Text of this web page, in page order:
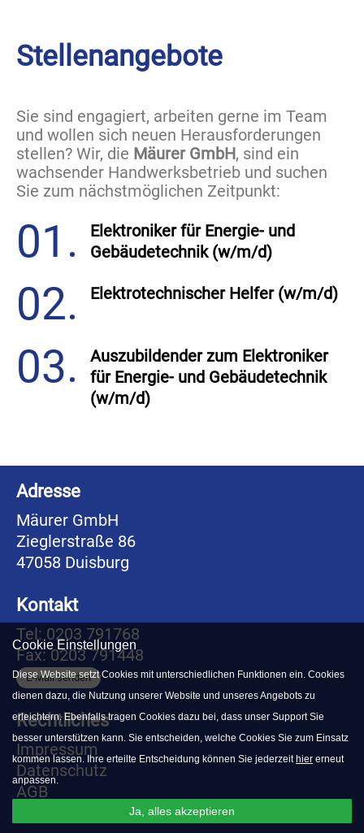
Stellenangebote
Sie sind engagiert, arbeiten gerne im Team
und wollen sich neuen Herausforderungen
stellen? Wir, die Mäurer GmbH, sind ein
wachsender Handwerksbetrieb und suchen
Sie zum nächstmöglichen Zeitpunkt:
01.
Elektroniker für Energie- und
Gebäudetechnik (w/m/d)
02. Elektrotechnischer Helfer (w/m/d)
03.
Auszubildender zum Elektroniker
für Energie- und Gebäudetechnik
(w/m/d)
Adresse
Mäurer GmbH
Zieglerstraße 86
47058 Duisburg
Kontakt
Tel: 0203 791768
Fax: 0203 791448
E-Mail senden
Rechtliches
Impressum
Datenschutz
AGB
Cookie Einstellungen
Diese Website setzt Cookies mit unterschiedlichen Funktionen ein. Cookies
dienen dazu, die Nutzung unserer Website und unseres Angebots zu
erleichtern. Ebenfalls tragen Cookies dazu bei, dass unser Support Sie
besser unterstützen kann. Sie entscheiden, welche Cookies Sie zum Einsatz
kommen lassen. Ihre erteilte Entscheidung können Sie jederzeit hier erneut
anpassen.
Ja, alles akzeptieren